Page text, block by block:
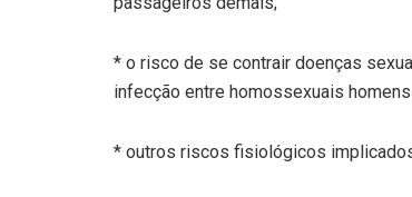
* o risco de se contrair doenças
infecção entre homossexuais
* outros riscos fisiológicos